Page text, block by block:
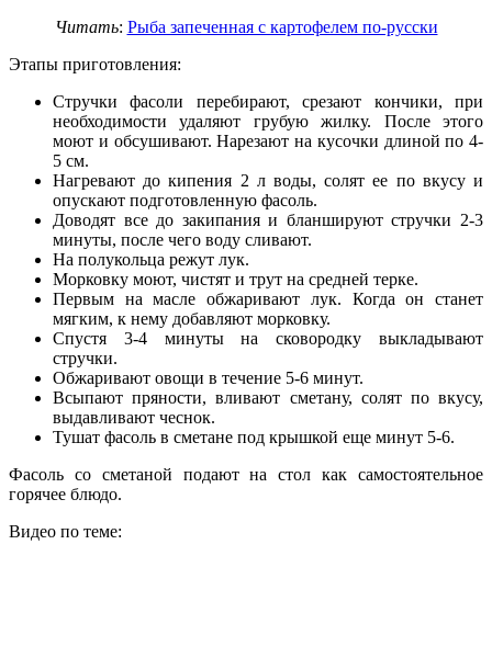
Читать: Рыба запеченная с картофелем по-русски
Этапы приготовления:
Стручки фасоли перебирают, срезают кончики, при
необходимости удаляют грубую жилку. После этого
моют и обсушивают. Нарезают на кусочки длиной по 4-
5 см.
Нагревают до кипения 2 л воды, солят ее по вкусу и
опускают подготовленную фасоль.
Доводят все до закипания и бланшируют стручки 2-3
минуты, после чего воду сливают.
На полукольца режут лук.
Морковку моют, чистят и трут на средней терке.
Первым на масле обжаривают лук. Когда он станет
мягким, к нему добавляют морковку.
Спустя 3-4 минуты на сковородку выкладывают
стручки.
Обжаривают овощи в течение 5-6 минут.
Всыпают пряности, вливают сметану, солят по вкусу,
выдавливают чеснок.
Тушат фасоль в сметане под крышкой еще минут 5-6.
Фасоль со сметаной подают на стол как самостоятельное
горячее блюдо.
Видео по теме: